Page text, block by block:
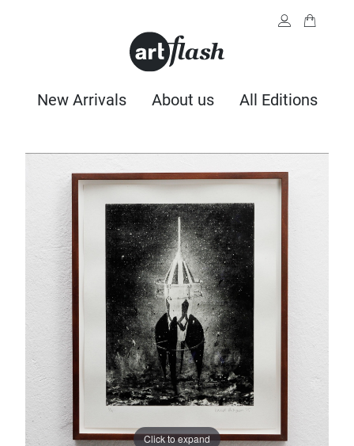
New Arrivals About us All Editions
Click to expand